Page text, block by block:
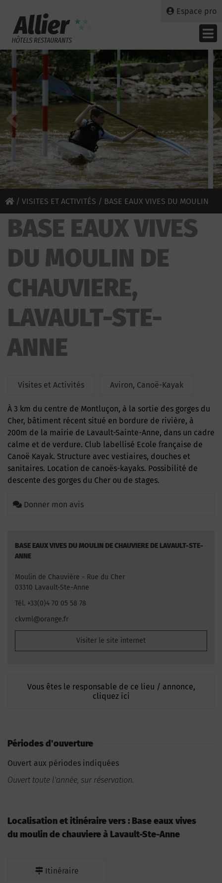
Espace pro
/ VISITES ET ACTIVITÉS / BASE EAUX VIVES DU MOULIN
DE CHAUVIERE
BASE EAUX VIVES
DU MOULIN DE
CHAUVIERE,
LAVAULT-STE-
ANNE
Visites et Activités Aviron, Canoë-Kayak
À 3 km du centre de Montluçon, à la sortie des gorges du
Cher, bâtiment récent situé en bordure de rivière, à
200m de la mairie de Lavault-Sainte-Anne, dans un cadre
calme et de verdure. Club labellisé Ecole française de
Canoë Kayak. Structure avec vestiaires, douches et
sanitaires. Location de canoës-kayaks. Possibilité de
descente des gorges du Cher ou de stages.
Donner mon avis
BASE EAUX VIVES DU MOULIN DE CHAUVIERE DE LAVAULT-STE-
ANNE
Moulin de Chauvière - Rue du Cher
03310 Lavault-Ste-Anne
Tél. +33(0)4 70 05 58 78
ckvml@orange.fr
Visiter le site internet
Vous êtes le responsable de ce lieu / annonce,
cliquez ici
Périodes d'ouverture
Ouvert aux périodes indiquées
Ouvert toute l'année, sur réservation.
Localisation et itinéraire vers : Base eaux vives
du moulin de chauviere à Lavault-Ste-Anne
Itinéraire